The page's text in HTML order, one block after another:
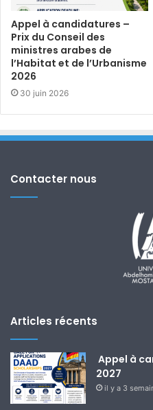
Appel à candidatures –
Prix du Conseil des
ministres arabes de
l’Habitat et de l’Urbanisme
2026
30 juin 2026
Contacter nous
Articles récents
Appel à
2027
il y a 3